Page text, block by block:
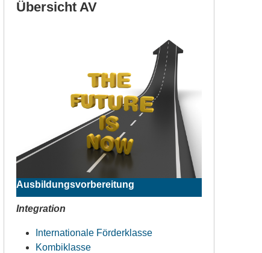
Übersicht AV
Ausbildungsvorbereitung
Integration
Internationale Förderklasse
Kombiklasse